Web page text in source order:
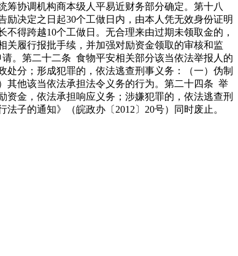
协调机构商本级人平易近财务部分确定。第十八
决定之日起30个工做日内，由本人凭无效身份证明
得跨越10个工做日。无合理来由过期未领取金的，
关履行报批手续，并加强对励资金领取的审核和监
。第二十二条 食物平安相关部分该当依法举报人的
分；形成犯罪的，依法逃查刑事义务：（一）伪制
其他该当依法承担法令义务的行为。第二十四条 举
金，依法承担响应义务；涉嫌犯罪的，依法逃查刑
子的通知》（皖政办〔2012〕20号）同时废止。